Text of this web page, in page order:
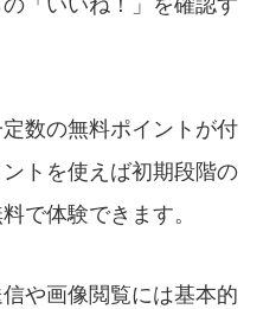
「いいね！」を確認す
数の無料ポイントが付
トを使えば初期段階の
で体験できます。
や画像閲覧には基本的